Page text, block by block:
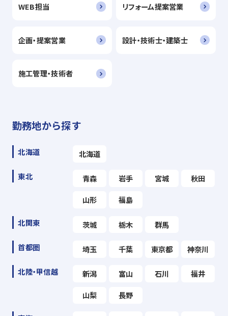
WEB担当 リフォーム提案営業
企画・提案営業 設計・技術士・建築士
施工管理・技術者
勤務地から探す
北海道 北海道
東北 青森 岩手 宮城 秋田
山形 福島
北関東 茨城 栃木 群馬
首都圏 埼玉 千葉 東京都 神奈川
北陸・甲信越 新潟 富山 石川 福井
山梨 長野